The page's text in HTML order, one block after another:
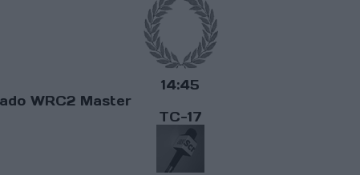
14:45
WRC2 Master
TC-17